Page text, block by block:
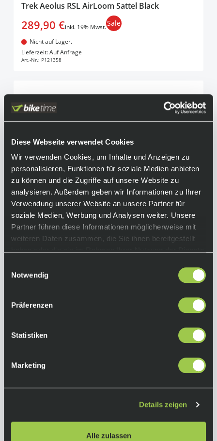
Diese Webseite verwendet Cookies
Wir verwenden Cookies, um Inhalte und Anzeigen zu
personalisieren, Funktionen für soziale Medien anbieten
zu können und die Zugriffe auf unsere Website zu
analysieren. Außerdem geben wir Informationen zu Ihrer
Verwendung unserer Website an unsere Partner für
soziale Medien, Werbung und Analysen weiter. Unsere
Partner führen diese Informationen möglicherweise mit
weiteren Daten zusammen, die Sie ihnen bereitgestellt
Notwendig
Präferenzen
Statistiken
Marketing
Details zeigen
Alle zulassen
Trek Aeolus RSL AirLoom Sattel Black
289,90 €inkl. 19% Mwst.Sale
Nicht auf Lager.
Lieferzeit: Auf Anfrage
Art.-Nr.: P121358
In den Warenkorb
Trek Aeolus Pro AirLoom Sattel Black
Nicht auf Lager.